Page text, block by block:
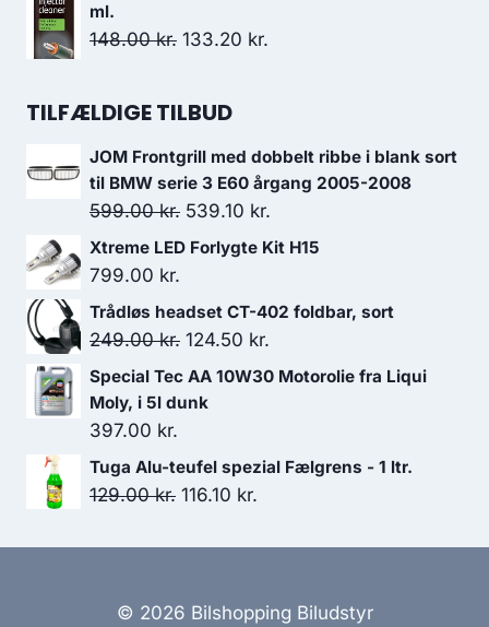
var:
ml.
148.00kr. Den
var:
148.00 kr..
133.20 kr.
133.20 kr..
TILFÆLDIGE TILBUD
JOM Frontgrill med dobbelt ribbe i blank sort
til BMW serie 3 E60 årgang 2005-2008
599.00kr. Den
oprindelige
599.00 kr..
539.10 kr.
aktuelle
539.10 kr..
Xtreme LED Forlygte Kit H15
799.00 kr.
Trådløs headset CT-402 foldbar, sort
249.00kr. Den
oprindelige
pris
249.00 kr..
124.50 kr.
aktuelle
124.50 kr..
Special Tec AA 10W30 Motorolie fra Liqui
Moly, i 5l dunk
397.00 kr.
Tuga Alu-teufel spezial Fælgrens - 1 ltr.
129.00kr. Den
pris
129.00 kr..
116.10 kr.
pris
116.10 kr..
© 2026 Bilshopping Biludstyr